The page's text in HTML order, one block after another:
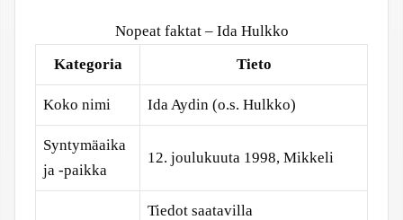
Nopeat faktat – Ida Hulkko
Kategoria
Tieto
Koko nimi Ida Aydin (o.s. Hulkko)
Syntymäaika
ja -paikka
12. joulukuuta 1998, Mikkeli
Tiedot saatavilla